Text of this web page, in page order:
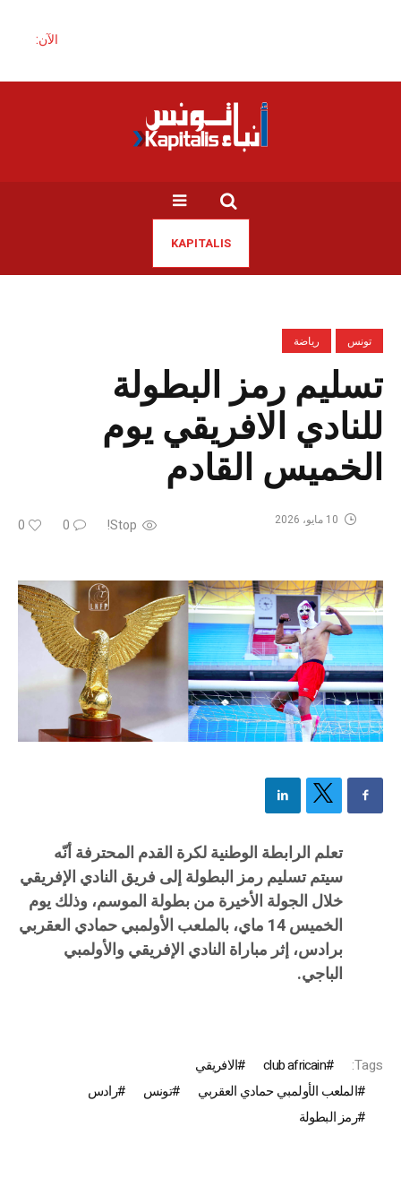
الآن:
KAPITALIS
تونس رياضة
تسليم رمز البطولة
للنادي الافريقي يوم
الخميس القادم
Stop!
0
0 10 مايو، 2026
تعلم الرابطة الوطنية لكرة القدم المحترفة أنّه
سيتم تسليم رمز البطولة إلى فريق النادي الإفريقي
خلال الجولة الأخيرة من بطولة الموسم، وذلك يوم
الخميس 14 ماي، بالملعب الأولمبي حمادي العقربي
برادس، إثر مباراة النادي الإفريقي والأولمبي
الباجي.
Tags:
club africain
الافريقي
الملعب الأولمبي حمادي العقربي
تونس
رادس
رمز البطولة